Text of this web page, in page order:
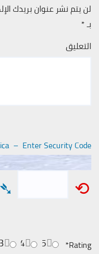
لن يتم نشر عنوان بريدك
بـ*
التعليق
– Enter Security Code
⟲
➴
Rating
*
5
4
3